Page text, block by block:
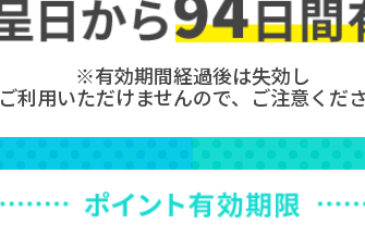
※有効期間経過後は失効し
ご利用いただけませんので、ご注意くださ